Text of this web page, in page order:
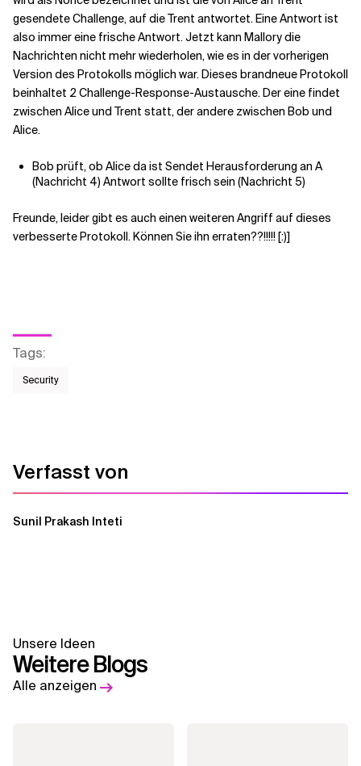
gesendete Challenge, auf die Trent antwortet. Eine Antwort ist
also immer eine frische Antwort. Jetzt kann Mallory die
Nachrichten nicht mehr wiederholen, wie es in der vorherigen
Version des Protokolls möglich war. Dieses brandneue Protokoll
beinhaltet 2 Challenge-Response-Austausche. Der eine findet
zwischen Alice und Trent statt, der andere zwischen Bob und
Alice.
Bob prüft, ob Alice da ist Sendet Herausforderung an A
(Nachricht 4) Antwort sollte frisch sein (Nachricht 5)
Freunde, leider gibt es auch einen weiteren Angriff auf dieses
verbesserte Protokoll. Können Sie ihn erraten??!!!!! [:)]
Tags:
Security
Verfasst von
Sunil Prakash Inteti
Unsere Ideen
Weitere Blogs
Alle anzeigen